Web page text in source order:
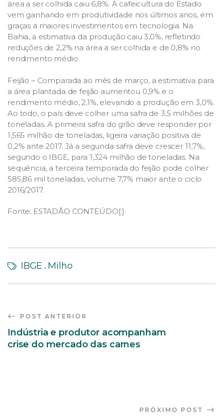
área a ser colhida caiu 6,8%. A cafeicultura do Estado
vem ganhando em produtividade nos últimos anos, em
graças a maiores investimentos em tecnologia. Na
Bahia, a estimativa da produção caiu 3,0%, refletindo
reduções de 2,2% na área a ser colhida e de 0,8% no
rendimento médio.
Feijão – Comparada ao mês de março, a estimativa para
a área plantada de feijão aumentou 0,9% e o
rendimento médio, 2,1%, elevando a produção em 3,0%.
Ao todo, o país deve colher uma safra de 3,5 milhões de
toneladas. A primeira safra do grão deve responder por
1,565 milhão de toneladas, ligeira variação positiva de
0,2% ante 2017. Já a segunda safra deve crescer 11,7%,
segundo o IBGE, para 1,324 milhão de toneladas. Na
sequência, a terceira temporada do feijão pode colher
585,86 mil toneladas, volume 7,7% maior ante o ciclo
2016/2017.
Fonte: ESTADÃO CONTEÚDO[:]
IBGE , Milho
POST ANTERIOR
Indústria e produtor acompanham
crise do mercado das carnes
PRÓXIMO POST